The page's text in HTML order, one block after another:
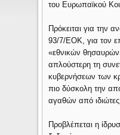
του Ευρωπαϊκού
Πρόκειται για την
93/7/ΕΟΚ, για τον
«εθνικών
απλούστερη τη
κυβερνήσεων των
πιο δύσκολη την
αγαθών από
Προβλέπεται η